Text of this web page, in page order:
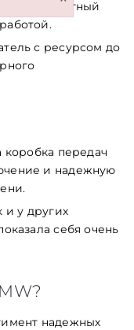
известный
с ресурсом до
коробка передач
и надежную
и у других
себя очень
надежных